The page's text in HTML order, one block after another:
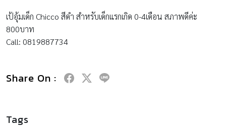
เป้อุ้มเด็ก Chicco สีดำ สำหรับเด็กแรกเกิด 0-4เดือน สภาพดีค่ะ
800บาท
Call: 0819887734
Share On :
Tags